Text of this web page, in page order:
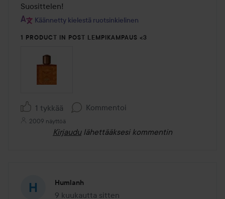
Suosittelen!
Käännetty kielestä ruotsinkielinen
1 PRODUCT IN POST LEMPIKAMPAUS <3
1 tykkää Kommentoi
2009 näyttöä
Kirjaudu lähettääksesi kommentin
Humlanh
9 kuukautta sitten
Viesti luotiin 9 kuukautta sitten